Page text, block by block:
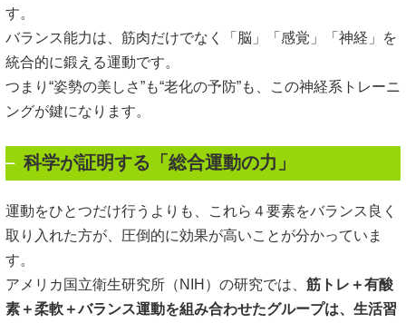
す。
バランス能力は、筋肉だけでなく「脳」「感覚」「神経」を
統合的に鍛える運動です。
つまり“姿勢の美しさ”も“老化の予防”も、この神経系トレーニ
ングが鍵になります。
科学が証明する「総合運動の力」
運動をひとつだけ行うよりも、これら４要素をバランス良く
取り入れた方が、圧倒的に効果が高いことが分かっていま
す。
アメリカ国立衛生研究所（NIH）の研究では、 筋トレ＋有酸
素＋柔軟＋バランス運動を組み合わせたグループは、生活習